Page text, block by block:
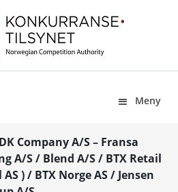
Meny
DK Company A/S – Fransa
A/S / Blend A/S / BTX Retail
) / BTX Norge AS / Jensen